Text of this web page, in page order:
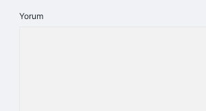
Yorum